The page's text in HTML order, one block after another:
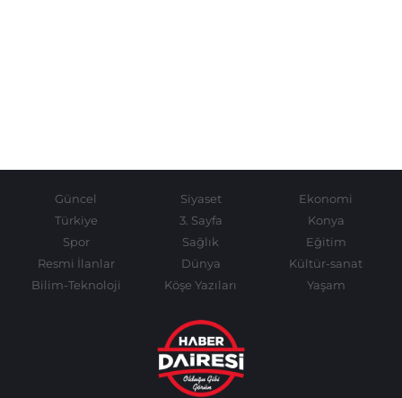
Güncel Siyaset
Ekonomi
Türkiye
3. Sayfa
Konya
Spor
Sağlık
Eğitim
Resmi İlanlar
Dünya
Kültür-sanat
Bilim-Teknoloji
Köşe Yazıları Yaşam